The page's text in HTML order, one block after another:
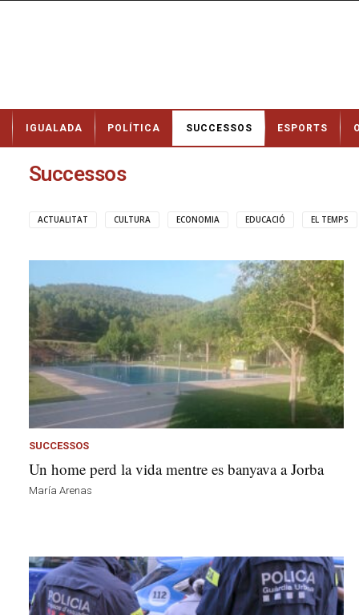
t
IGUALADA POLÍTICA SUCCESSOS ESPORTS
Successos
ACTUALITAT CULTURA ECONOMIA EDUCACIÓ EL TEMPS
SUCCESSOS
Un home perd la vida mentre es banyava a Jorba
María Arenas